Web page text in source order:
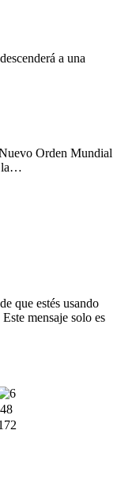
a una
Orden Mundial
la…
que estés usando
mensaje solo es